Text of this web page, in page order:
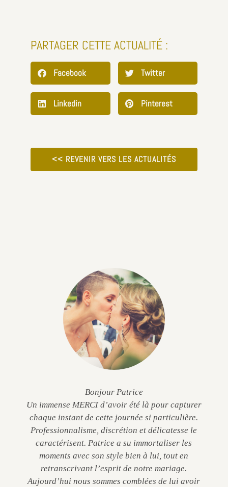
PARTAGER CETTE ACTUALITÉ :
Facebook Twitter
Linkedin Pinterest
<< REVENIR VERS LES ACTUALITÉS
Bonjour Patrice
Un immense MERCI d’avoir été là pour capturer
chaque instant de cette journée si particulière.
Professionnalisme, discrétion et délicatesse le
caractérisent. Patrice a su immortaliser les
moments avec son style bien à lui, tout en
retranscrivant l’esprit de notre mariage.
Aujourd’hui nous sommes comblées de lui avoir